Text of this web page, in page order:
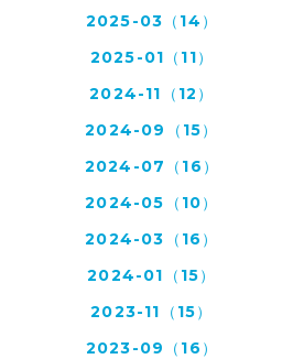
2025-03（14）
2025-01（11）
2024-11（12）
2024-09（15）
2024-07（16）
2024-05（10）
2024-03（16）
2024-01（15）
2023-11（15）
2023-09（16）